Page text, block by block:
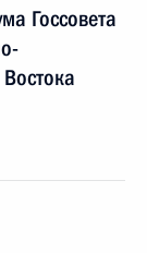
Госсовета